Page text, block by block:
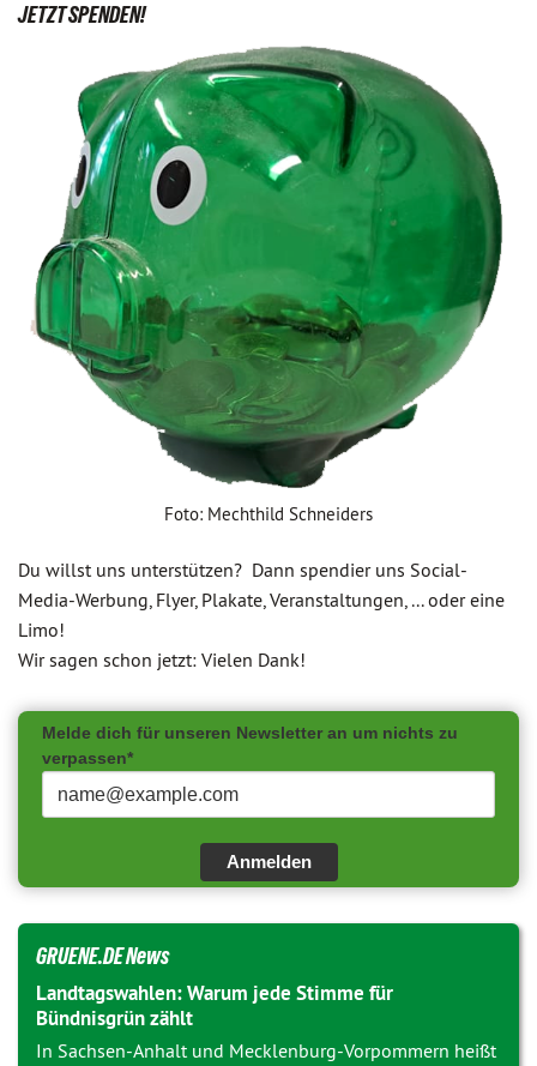
JETZT SPENDEN!
Foto: Mechthild Schneiders
Du willst uns unterstützen? Dann spendier uns Social-
Media-Werbung, Flyer, Plakate, Veranstaltungen, ... oder eine
Limo!
Wir sagen schon jetzt: Vielen Dank!
Melde dich für unseren Newsletter an um nichts zu
verpassen*
Anmelden
GRUENE.DE News
Landtagswahlen: Warum jede Stimme für
Bündnisgrün zählt
In Sachsen-Anhalt und Mecklenburg-Vorpommern heißt